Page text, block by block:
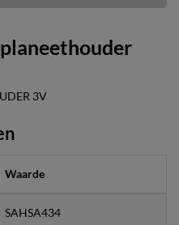
3V
Waarde
SAHSA434